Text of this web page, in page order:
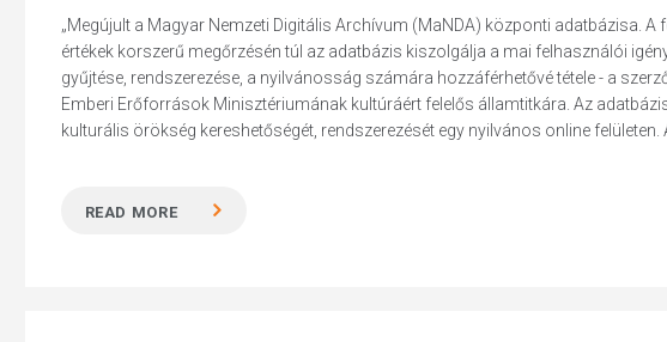
„Megújult a Magyar Nemzeti Digitális Archívum (MaNDA) központi adatbázisa.
értékek korszerű megőrzésén túl az adatbázis kiszolgálja a mai felhasználói
gyűjtése, rendszerezése, a nyilvánosság számára hozzáférhetővé tétele - a
Emberi Erőforrások Minisztériumának kultúráért felelős államtitkára. Az
kulturális örökség kereshetőségét, rendszerezését egy nyilvános online felületen. A
READ MORE